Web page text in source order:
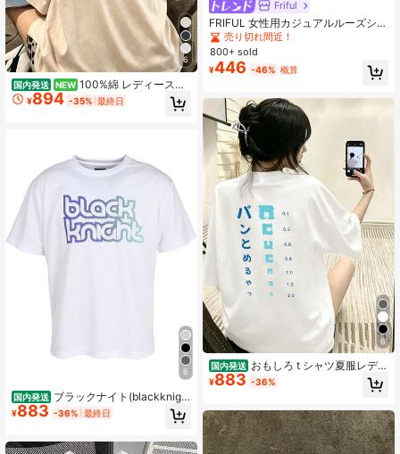
6
国内発送 NEW 100%綿 レディース半
袖 夏の新作プリントTシャツ カップ
ル ゆったりカジュアル丸首トップス
¥894 -35% 最終日
6
国内発送 ブラックナイト(blackknigh
t) バドミントンウェア ドライTシャ
ツ T-5101U-BLAPNK
¥883 -36% 最終日
Friful
FRIFUL 女性用カジュアルルーズシア
ーメッシュ透け感のある無地Tシャ
ツ、春夏に活躍
売り切れ間近！
800+ sold
¥446 -46% 概算
6
国内発送 おもしろ t シャツ夏服レディ
ース ファッション t シャツ 半袖オ
フィスカジュアル 200 グラム綿パン
ントゆったり y2k レディース トップ
ス
¥883 -36%